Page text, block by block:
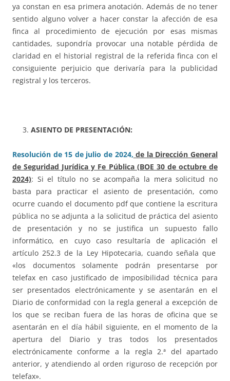
ya constan en esa primera anotación. Además de no tener
sentido alguno volver a hacer constar la afección de esa
finca al procedimiento de ejecución por esas mismas
cantidades, supondría provocar una notable pérdida de
claridad en el historial registral de la referida finca con el
consiguiente perjuicio que derivaría para la publicidad
registral y los terceros.
ASIENTO DE PRESENTACIÓN:
Resolución de 15 de julio de 2024, de la Dirección General
de Seguridad Jurídica y Fe Pública (BOE 30 de octubre de
2024): Si el título no se acompaña la mera solicitud no
basta para practicar el asiento de presentación, como
ocurre cuando el documento pdf que contiene la escritura
pública no se adjunta a la solicitud de práctica del asiento
de presentación y no se justifica un supuesto fallo
informático, en cuyo caso resultaría de aplicación el
artículo 252.3 de la Ley Hipotecaria, cuando señala que
«los documentos solamente podrán presentarse por
telefax en caso justificado de imposibilidad técnica para
ser presentados electrónicamente y se asentarán en el
Diario de conformidad con la regla general a excepción de
los que se reciban fuera de las horas de oficina que se
asentarán en el día hábil siguiente, en el momento de la
apertura del Diario y tras todos los presentados
electrónicamente conforme a la regla 2.ª del apartado
anterior, y atendiendo al orden riguroso de recepción por
telefax».